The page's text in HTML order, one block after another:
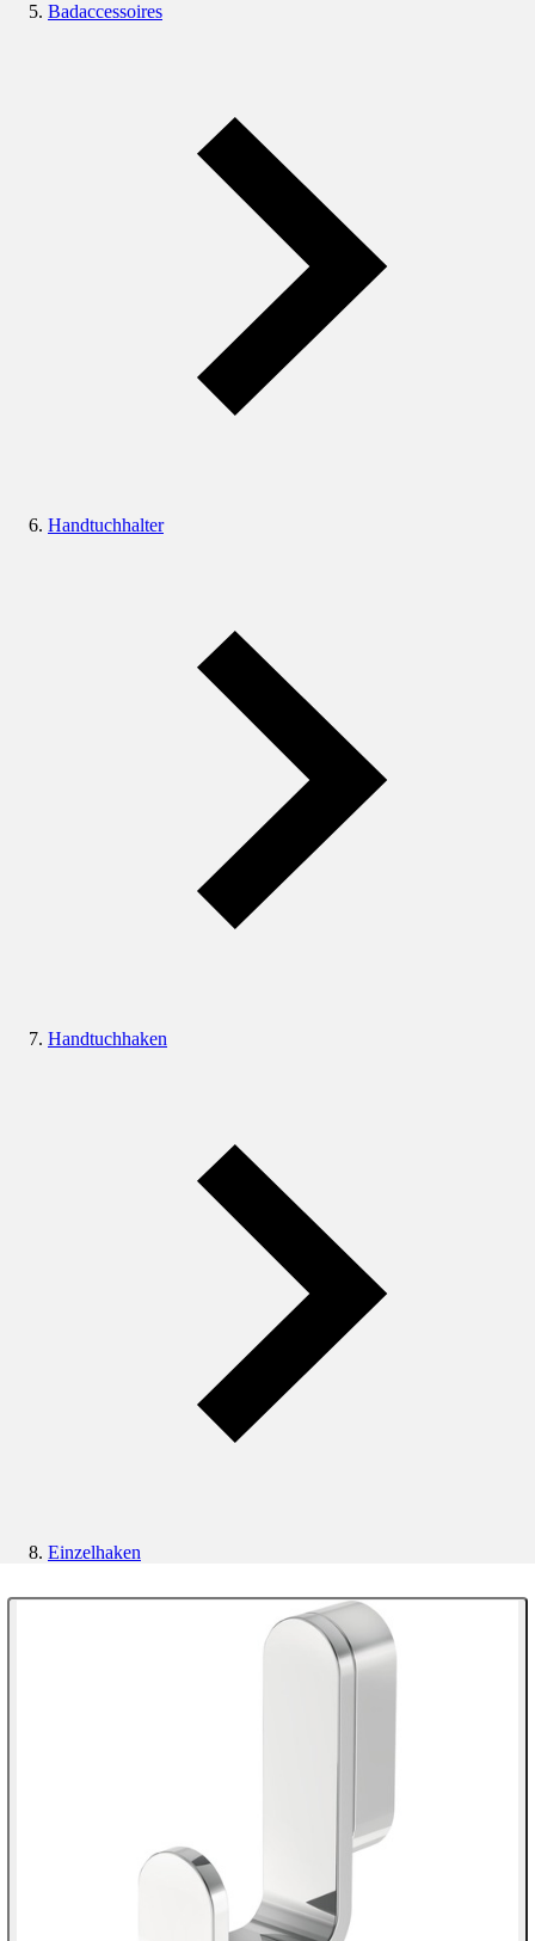
Badaccessoires
Handtuchhalter
Handtuchhaken
Einzelhaken